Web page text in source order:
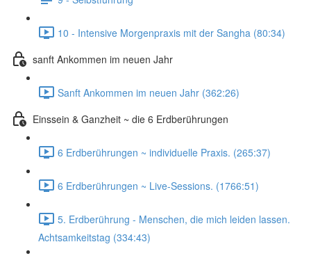
10 - Intensive Morgenpraxis mit der Sangha (80:34)
sanft Ankommen im neuen Jahr
Sanft Ankommen im neuen Jahr (362:26)
Einssein & Ganzheit ~ die 6 Erdberührungen
6 Erdberührungen ~ individuelle Praxis. (265:37)
6 Erdberührungen ~ Live-Sessions. (1766:51)
5. Erdberührung - Menschen, die mich leiden lassen.
Achtsamkeitstag (334:43)